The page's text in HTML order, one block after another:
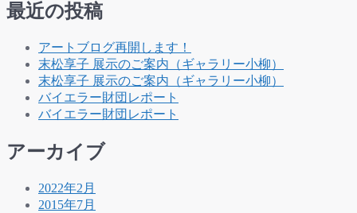
最近の投稿
アートブログ再開します！
末松享子 展示のご案内（ギャラリー小柳）
末松享子 展示のご案内（ギャラリー小柳）
バイエラー財団レポート
バイエラー財団レポート
アーカイブ
2022年2月
2015年7月